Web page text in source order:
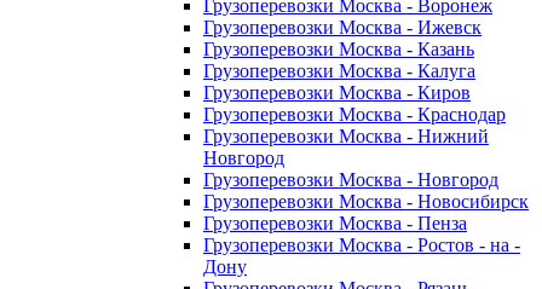
Грузоперевозки Москва - Воронеж
Грузоперевозки Москва - Ижевск
Грузоперевозки Москва - Казань
Грузоперевозки Москва - Калуга
Грузоперевозки Москва - Киров
Грузоперевозки Москва - Краснодар
Грузоперевозки Москва - Нижний
Новгород
Грузоперевозки Москва - Новгород
Грузоперевозки Москва - Новосибирск
Грузоперевозки Москва - Пенза
Грузоперевозки Москва - Ростов - на -
Дону